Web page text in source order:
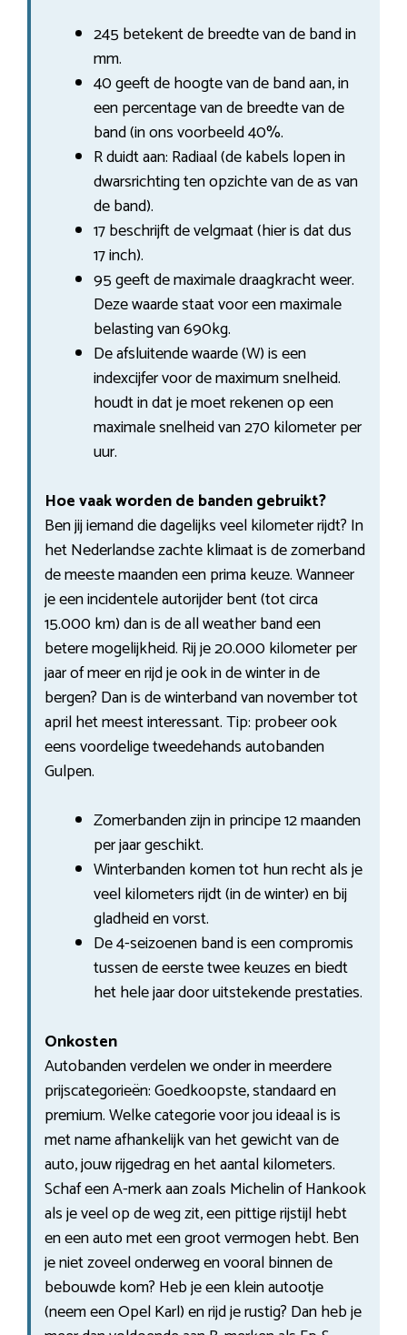
245 betekent de breedte van de band in
mm.
40 geeft de hoogte van de band aan, in
een percentage van de breedte van de
band (in ons voorbeeld 40%.
R duidt aan: Radiaal (de kabels lopen in
dwarsrichting ten opzichte van de as van
de band).
17 beschrijft de velgmaat (hier is dat dus
17 inch).
95 geeft de maximale draagkracht weer.
Deze waarde staat voor een maximale
belasting van 690kg.
De afsluitende waarde (W) is een
indexcijfer voor de maximum snelheid.
houdt in dat je moet rekenen op een
maximale snelheid van 270 kilometer per
uur.
Hoe vaak worden de banden gebruikt?
Ben jij iemand die dagelijks veel kilometer rijdt? In
het Nederlandse zachte klimaat is de zomerband
de meeste maanden een prima keuze. Wanneer
je een incidentele autorijder bent (tot circa
15.000 km) dan is de all weather band een
betere mogelijkheid. Rij je 20.000 kilometer per
jaar of meer en rijd je ook in de winter in de
bergen? Dan is de winterband van november tot
april het meest interessant. Tip: probeer ook
eens voordelige tweedehands autobanden
Gulpen.
Zomerbanden zijn in principe 12 maanden
per jaar geschikt.
Winterbanden komen tot hun recht als je
veel kilometers rijdt (in de winter) en bij
gladheid en vorst.
De 4-seizoenen band is een compromis
tussen de eerste twee keuzes en biedt
het hele jaar door uitstekende prestaties.
Onkosten
Autobanden verdelen we onder in meerdere
prijscategorieën: Goedkoopste, standaard en
premium. Welke categorie voor jou ideaal is is
met name afhankelijk van het gewicht van de
auto, jouw rijgedrag en het aantal kilometers.
Schaf een A-merk aan zoals Michelin of Hankook
als je veel op de weg zit, een pittige rijstijl hebt
en een auto met een groot vermogen hebt. Ben
je niet zoveel onderweg en vooral binnen de
bebouwde kom? Heb je een klein autootje
(neem een Opel Karl) en rijd je rustig? Dan heb je